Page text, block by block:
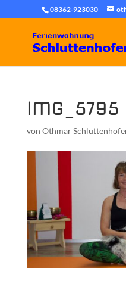
08362-923030
IMG_5795
von Othmar